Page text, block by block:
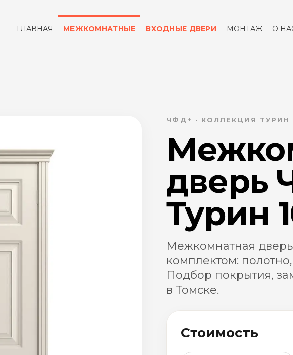
ГЛАВНАЯ МЕЖКОМНАТНЫЕ ВХОДНЫЕ ДВЕРИ МОНТАЖ О
ЧФД+ · КОЛЛЕКЦИЯ ТУРИН
дверь
Турин
Межкомнатная
комплектом:
Подбор покрытия,
в Томске.
Стоимость